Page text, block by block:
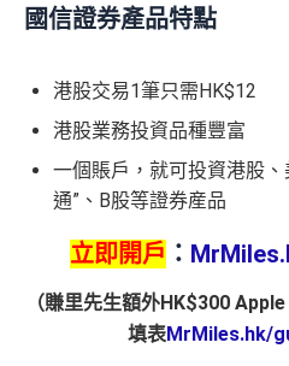
國信證券產品特點
港股交易1筆只需HK$12
港股業務投資品種豐富
一個賬戶，就可投資港股、
通”、B股等證券産品
立即開戶 ：
（賺里先生額外HK$300
填表MrMiles.hk/